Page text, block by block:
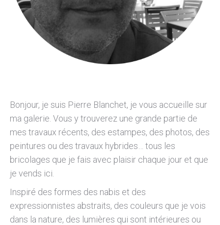
Bonjour, je suis Pierre Blanchet, je vous accueille sur
ma galerie. Vous y trouverez une grande partie de
mes travaux récents, des estampes, des photos, des
peintures ou des travaux hybrides… tous les
bricolages que je fais avec plaisir chaque jour et que
je vends ici.
Inspiré des formes des nabis et des
expressionnistes abstraits, des couleurs que je vois
dans la nature, des lumières qui sont intérieures ou